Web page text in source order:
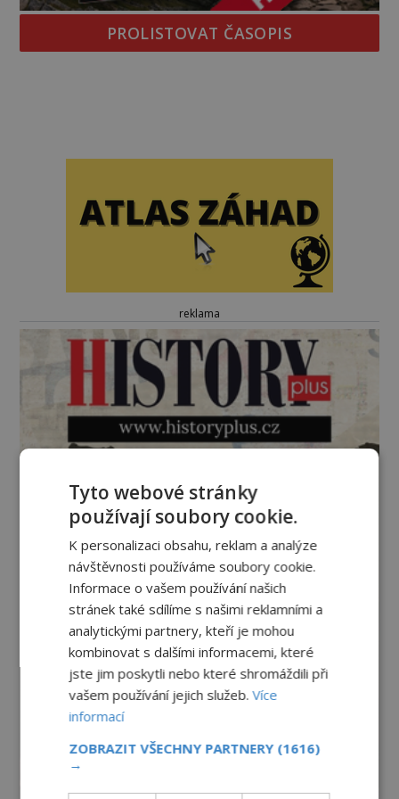
PROLISTOVAT ČASOPIS
reklama
Tyto webové stránky
používají soubory cookie.
K personalizaci obsahu, reklam a analýze
návštěvnosti používáme soubory cookie.
Informace o vašem používání našich
stránek také sdílíme s našimi reklamními a
analytickými partnery, kteří je mohou
kombinovat s dalšími informacemi, které
jste jim poskytli nebo které shromáždili při
vašem používání jejich služeb.Více
informací
ZOBRAZIT VŠECHNY PARTNERY (1616)
→